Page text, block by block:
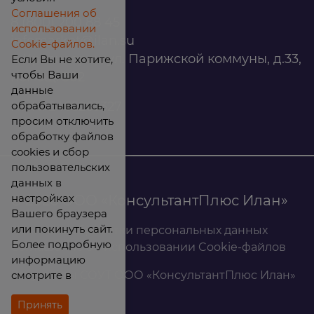
infomarket@ilan.su
г. Красноярск, ул. Парижской коммуны, д.33,
помещ. 302
ИНН: 2465263327
© 2026 ООО «КонсультантПлюс Илан»
Политика обработки персональных данных
Соглашение об использовании Cookie-файлов
Результаты СОУТ ООО «КонсультантПлюс Илан»
Соглашения об
использовании
Cookie-файлов.
Если Вы не хотите,
чтобы Ваши
данные
обрабатывались,
просим отключить
обработку файлов
cookies и сбор
пользовательских
данных в
настройках
Вашего браузера
или покинуть сайт.
Более подробную
информацию
смотрите в
Принять